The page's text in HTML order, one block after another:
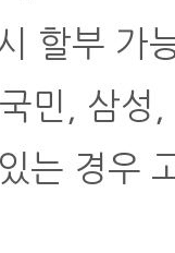
할부 가
민, 삼성
는 경우